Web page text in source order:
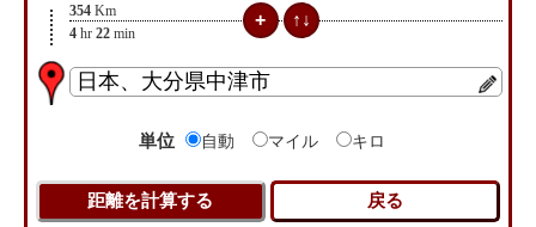
354 Km
4 hr 22 min
単位 自動 マイル キロ